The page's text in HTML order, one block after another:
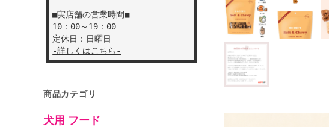
■実店舗の営業時間■
10：00～19：00
定休日：日曜日
-詳しくはこちら-
商品カテゴリ
犬用 フード